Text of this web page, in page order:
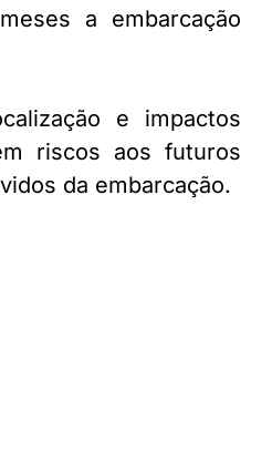
a embarcação
e impactos
riscos aos futuros
da embarcação.